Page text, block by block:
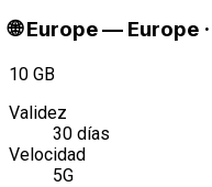
🌐 Europe— Europe
10 GB
Validez
30 días
Velocidad
5G